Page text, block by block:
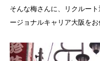
そんな梅さんに、リクルー
ージョナルキャリア大阪を